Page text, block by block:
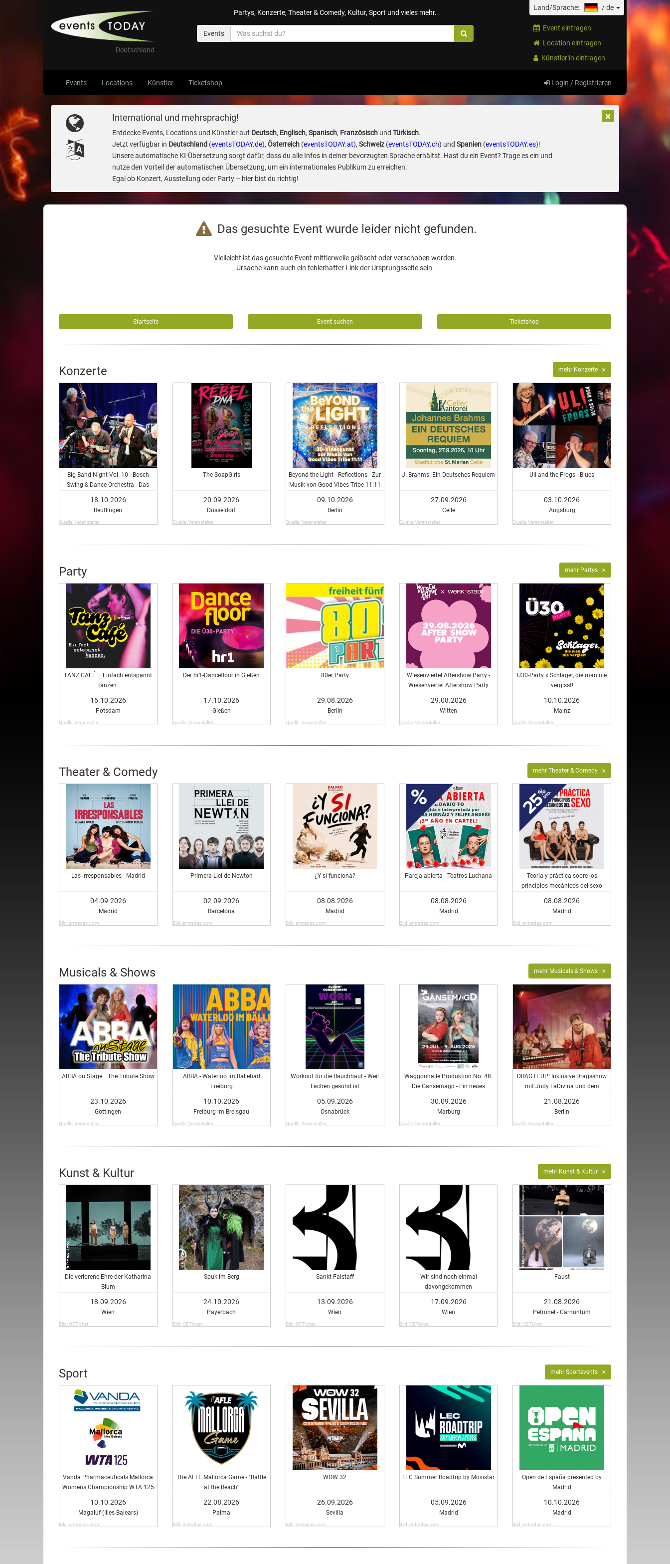
Deutschland
Partys, Konzerte, Theater & Comedy, Kultur, Sport und vieles mehr.
Events
Land/Sprache: /de
Event eintragen
Location eintragen
Künstler:in eintragen
Events Locations Künstler Ticketshop Login / Registrieren
International und mehrsprachig!
Entdecke Events, Locations und Künstler auf Deutsch, Englisch, Spanisch, Französischund Türkisch.
Jetzt verfügbar in Deutschland (eventsTODAY.de), Österreich(eventsTODAY.at), Schweiz(eventsTODAY.ch) und Spanien(eventsTODAY.es)!
Unsere automatische KI-Übersetzung sorgt dafür, dass du alle Infos in deiner bevorzugten Sprache erhältst. Hast du ein Event? Trage es ein und
nutze den Vorteil der automatischen Übersetzung, um ein internationales Publikum zu erreichen.
Egal ob Konzert, Ausstellung oder Party – hier bist du richtig!
Das gesuchte Event wurde leider nicht gefunden.
Vielleicht ist das gesuchte Event mittlerweile gelöscht oder verschoben worden.
Ursache kann auch ein fehlerhafter Link der Ursprungsseite sein.
Startseite Event suchen Ticketshop
Konzerte mehr Konzerte
Big Band Night Vol. 10 - Bosch
Swing & Dance Orchestra - Das
als Special Guest
18.10.2026
Reutlingen
Quelle: Veranstalter
The SoapGirls
20.09.2026
Düsseldorf
Quelle: Veranstalter
Beyond the Light - Reflections - Zur
Musik von Good Vibes Tribe 11:11
09.10.2026
Berlin
Quelle: Veranstalter
J. Brahms: Ein Deutsches Requiem
27.09.2026
Celle
Quelle: Veranstalter
Uli and the Frogs - Blues
03.10.2026
Augsburg
Quelle: Veranstalter
Party mehr Partys
TANZ CAFÉ – Einfach entspannt
tanzen.
16.10.2026
Potsdam
Quelle: Veranstalter
Der hr1-Dancefloor in Gießen
17.10.2026
Gießen
Quelle: Veranstalter
80er Party
29.08.2026
Berlin
Quelle: Veranstalter
Wiesenviertel Aftershow Party -
Wiesenviertel Aftershow Party
29.08.2026
Witten
Quelle: Veranstalter
Ü30-Party x Schlager, die man nie
vergisst!
10.10.2026
Mainz
Quelle: Veranstalter
Theater & Comedy mehr Theater & Comedy
Las irresponsables - Madrid
04.09.2026
Madrid
Bild: entradas.com
Primera Llei de Newton
02.09.2026
Barcelona
Bild: entradas.com
¿Y si funciona?
08.08.2026
Madrid
Bild: entradas.com
Pareja abierta - Teatros Luchana
08.08.2026
Madrid
Bild: entradas.com
Teoría y práctica sobre los
principios mecánicos del sexo
08.08.2026
Madrid
Bild: entradas.com
Musicals & Shows mehr Musicals & Shows
ABBA on Stage –The Tribute Show
23.10.2026
Göttingen
Quelle: Veranstalter
ABBA - Waterloo im Bällebad
Freiburg
10.10.2026
Freiburg im Breisgau
Quelle: Veranstalter
Workout für die Bauchhaut - Weil
Lachen gesund ist
05.09.2026
Osnabrück
Quelle: Veranstalter
Waggonhalle Produktion No. 48:
Die Gänsemagd - Ein neues
30.09.2026
Marburg
Quelle: Veranstalter
DRAG IT UP! Inklusive Dragsshow
mit Judy LaDivina und dem
21.08.2026
Berlin
Quelle: Veranstalter
Kunst & Kultur mehr Kunst & Kultur
Die verlorene Ehre der Katharina
Blum
18.09.2026
Wien
Bild: OETicket
Spuk im Berg
24.10.2026
Payerbach
Bild: OETicket
Sankt Falstaff
13.09.2026
Wien
Bild: OETicket
Wir sind noch einmal
davongekommen
17.09.2026
Wien
Bild: OETicket
Faust
21.08.2026
Petronell- Carnuntum
Bild: OETicket
Sport mehr Sportevents
Vanda Pharmaceuticals Mallorca
Womens Championship WTA 125
10.10.2026
Magaluf (Illes Balears)
Bild: entradas.com
The AFLE Mallorca Game - "Battle
at the Beach"
22.08.2026
Palma
Bild: entradas.com
WOW 32
26.09.2026
Sevilla
Bild: entradas.com
LEC Summer Roadtrip by Movistar
05.09.2026
Madrid
Bild: entradas.com
Open de España presented by
Madrid
10.10.2026
Madrid
Bild: entradas.com